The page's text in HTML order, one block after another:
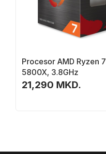
Procesor AMD Ryzen 7
5800X, 3.8GHz
21,290 MKD.